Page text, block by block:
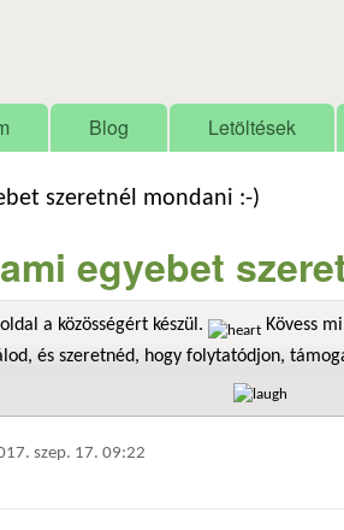
Blog Letöltések
szeretnél mondani :-)
egyebet
oldal a közösségért készül.
Kövess
és szeretnéd, hogy folytatódjon,
szep. 17. 09:22